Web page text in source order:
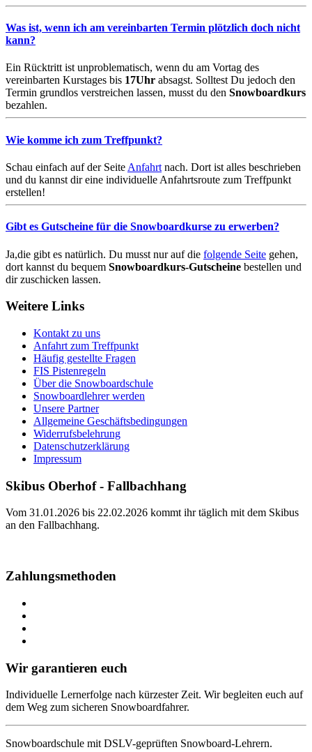
Was ist, wenn ich am vereinbarten Termin plötzlich doch nicht
kann?
Ein Rücktritt ist unproblematisch, wenn du am Vortag des
vereinbarten Kurstages bis 17Uhr absagst. Solltest Du jedoch den
Termin grundlos verstreichen lassen, musst du den Snowboardkurs
bezahlen.
Wie komme ich zum Treffpunkt?
Schau einfach auf der Seite Anfahrt nach. Dort ist alles beschrieben
und du kannst dir eine individuelle Anfahrtsroute zum Treffpunkt
erstellen!
Gibt es Gutscheine für die Snowboardkurse zu erwerben?
Ja,die gibt es natürlich. Du musst nur auf die folgende Seite gehen,
dort kannst du bequem Snowboardkurs-Gutscheine bestellen und
dir zuschicken lassen.
Weitere Links
Kontakt zu uns
Anfahrt zum Treffpunkt
Häufig gestellte Fragen
FIS Pistenregeln
Über die Snowboardschule
Snowboardlehrer werden
Unsere Partner
Allgemeine Geschäftsbedingungen
Widerrufsbelehrung
Datenschutzerklärung
Impressum
Skibus Oberhof - Fallbachhang
Vom 31.01.2026 bis 22.02.2026 kommt ihr täglich mit dem Skibus
an den Fallbachhang.
Zahlungsmethoden
Wir garantieren euch
Individuelle Lernerfolge nach kürzester Zeit. Wir begleiten euch auf
dem Weg zum sicheren Snowboardfahrer.
Snowboardschule mit DSLV-geprüften Snowboard-Lehrern.